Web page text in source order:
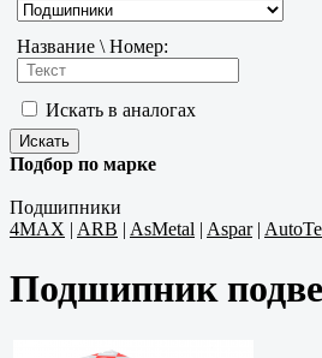
Название \ Номер:
Искать в аналогах
Подбор по марке
Подшипники
4MAX | ARB | AsMetal | Aspar|
Подшипник